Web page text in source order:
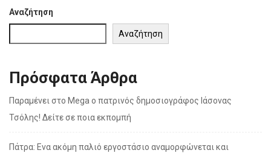
Αναζήτηση
Αναζήτηση
Πρόσφατα Άρθρα
Παραμένει στο Mega ο πατρινός δημοσιογράφος Ιάσονας
Τσόλης! Δείτε σε ποια εκπομπή
Πάτρα: Ενα ακόμη παλιό εργοστάσιο αναμορφώνεται και